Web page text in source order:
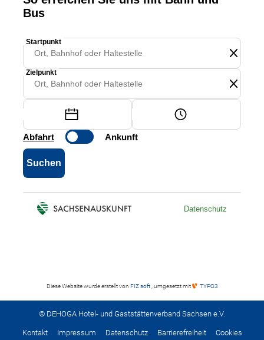
Diese Website wurde erstellt von FIZ soft , umgesetzt mit TYPO3
© DEHOGA Hotel- und Gaststättenverband Sachsen e.V.
Kontakt Impressum Datenschutz Barrierefreiheit Cookies